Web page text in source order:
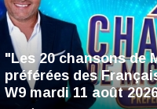
"Les 20 chansons de
préférées des
W9 mardi 11 août